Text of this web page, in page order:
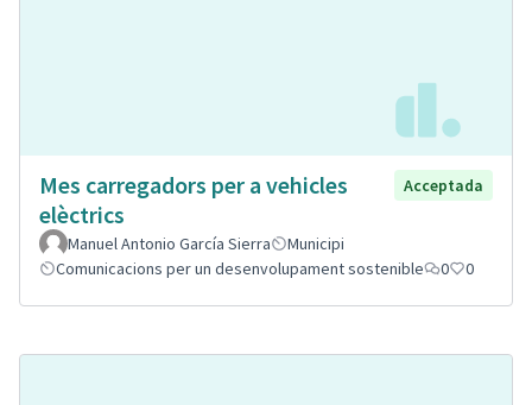
Mes carregadors per a vehicles
elèctrics
Acceptada
Manuel Antonio García Sierra
Municipi
Comunicacions per un desenvolupament sostenible
0 0